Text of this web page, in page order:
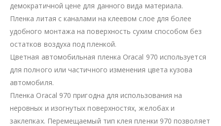
демократичной цене для данного вида материала.
Пленка литая с каналами на клеевом слое для более
удобного монтажа на поверхность сухим способом без
остатков воздуха под пленкой.
Цветная автомобильная пленка Oracal 970 используется
для полного или частичного изменения цвета кузова
автомобиля.
Пленка Oracal 970 пригодна для использования на
неровных и изогнутых поверхностях, желобах и
заклепках. Перемещаемый тип клея пленки 970 позволяет